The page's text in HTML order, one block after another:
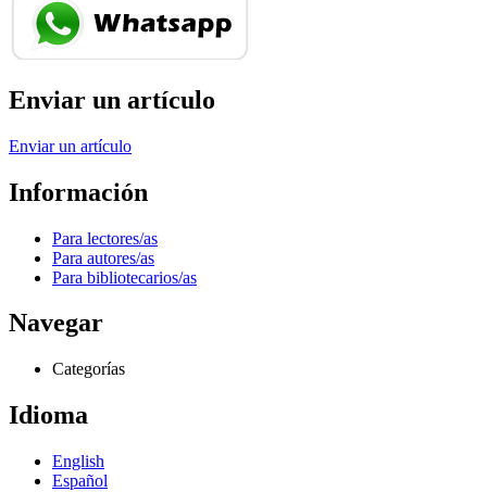
Enviar un artículo
Enviar un artículo
Información
Para lectores/as
Para autores/as
Para bibliotecarios/as
Navegar
Categorías
Idioma
English
Español